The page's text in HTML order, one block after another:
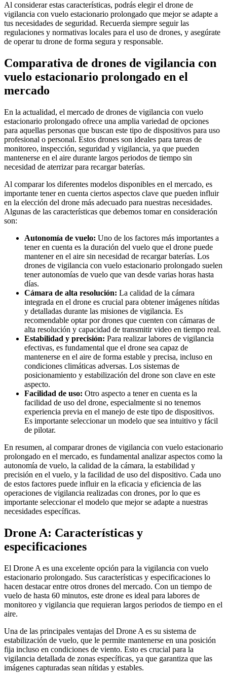
Al considerar estas características, podrás elegir el drone de
vigilancia con vuelo estacionario prolongado que mejor se adapte a
tus necesidades de seguridad. Recuerda siempre seguir las
regulaciones y normativas locales para el uso de drones, y asegúrate
de operar tu drone de forma segura y responsable.
Comparativa de drones de vigilancia con
vuelo estacionario prolongado en el
mercado
En la actualidad, el mercado de drones de vigilancia con vuelo
estacionario prolongado ofrece una amplia variedad de opciones
para aquellas personas que buscan este tipo de dispositivos para uso
profesional o personal. Estos drones son ideales para tareas de
monitoreo, inspección, seguridad y vigilancia, ya que pueden
mantenerse en el aire durante largos periodos de tiempo sin
necesidad de aterrizar para recargar baterías.
Al comparar los diferentes modelos disponibles en el mercado, es
importante tener en cuenta ciertos aspectos clave que pueden influir
en la elección del drone más adecuado para nuestras necesidades.
Algunas de las características que debemos tomar en consideración
son:
Autonomía de vuelo: Uno de los factores más importantes a
tener en cuenta es la duración del vuelo que el drone puede
mantener en el aire sin necesidad de recargar baterías. Los
drones de vigilancia con vuelo estacionario prolongado suelen
tener autonomías de vuelo que van desde varias horas hasta
días.
Cámara de alta resolución: La calidad de la cámara
integrada en el drone es crucial para obtener imágenes nítidas
y detalladas durante las misiones de vigilancia. Es
recomendable optar por drones que cuenten con cámaras de
alta resolución y capacidad de transmitir video en tiempo real.
Estabilidad y precisión: Para realizar labores de vigilancia
efectivas, es fundamental que el drone sea capaz de
mantenerse en el aire de forma estable y precisa, incluso en
condiciones climáticas adversas. Los sistemas de
posicionamiento y estabilización del drone son clave en este
aspecto.
Facilidad de uso: Otro aspecto a tener en cuenta es la
facilidad de uso del drone, especialmente si no tenemos
experiencia previa en el manejo de este tipo de dispositivos.
Es importante seleccionar un modelo que sea intuitivo y fácil
de pilotar.
En resumen, al comparar drones de vigilancia con vuelo estacionario
prolongado en el mercado, es fundamental analizar aspectos como la
autonomía de vuelo, la calidad de la cámara, la estabilidad y
precisión en el vuelo, y la facilidad de uso del dispositivo. Cada uno
de estos factores puede influir en la eficacia y eficiencia de las
operaciones de vigilancia realizadas con drones, por lo que es
importante seleccionar el modelo que mejor se adapte a nuestras
necesidades específicas.
Drone A: Características y
especificaciones
El Drone A es una excelente opción para la vigilancia con vuelo
estacionario prolongado. Sus características y especificaciones lo
hacen destacar entre otros drones del mercado. Con un tiempo de
vuelo de hasta 60 minutos, este drone es ideal para labores de
monitoreo y vigilancia que requieran largos periodos de tiempo en el
aire.
Una de las principales ventajas del Drone A es su sistema de
estabilización de vuelo, que le permite mantenerse en una posición
fija incluso en condiciones de viento. Esto es crucial para la
vigilancia detallada de zonas específicas, ya que garantiza que las
imágenes capturadas sean nítidas y estables.